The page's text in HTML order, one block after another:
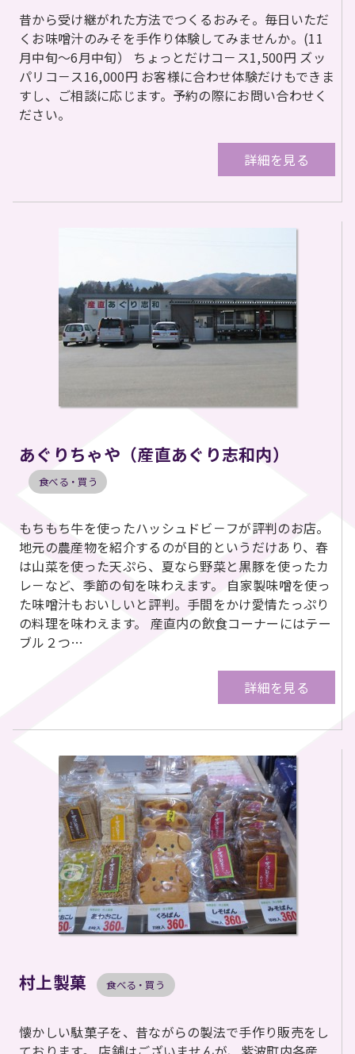
昔から受け継がれた方法でつくるおみそ。毎日いただ
くお味噌汁のみそを手作り体験してみませんか。(11
月中旬～6月中旬） ちょっとだけコ－ス1,500円 ズッ
パリコ－ス16,000円 お客様に合わせ体験だけもできま
すし、ご相談に応じます。予約の際にお問い合わせく
ださい。
詳細を見る
あぐりちゃや（産直あぐり志和内）
食べる・買う
もちもち牛を使ったハッシュドビ－フが評判のお店。
地元の農産物を紹介するのが目的というだけあり、春
は山菜を使った天ぷら、夏なら野菜と黒豚を使ったカ
レ－など、季節の旬を味わえます。 自家製味噌を使っ
た味噌汁もおいしいと評判。手間をかけ愛情たっぷり
の料理を味わえます。 産直内の飲食コーナーにはテー
ブル２つ…
詳細を見る
村上製菓 食べる・買う
懐かしい駄菓子を、昔ながらの製法で手作り販売をし